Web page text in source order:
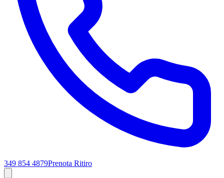
349 854 4879Prenota Ritiro